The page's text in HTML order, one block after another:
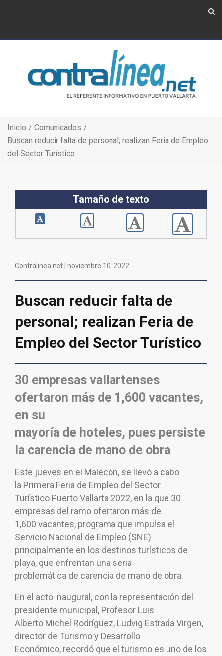
Inicio
Comunicados
Buscan reducir falta de personal; realizan Feria de Empleo
del Sector Turístico
Tamaño de texto
Contralinea net | noviembre 10, 2022
Buscan reducir falta de
personal; realizan Feria de
Empleo del Sector Turístico
30 empresas vallartenses
ofertaron más de 1,600 vacantes,
en su
mayoría de hoteles, pues persiste
la carencia de mano de obra
Este jueves en el Malecón, se llevó a cabo
la Primera Feria de Empleo del Sector
Turístico Puerto Vallarta 2022, en la que 30
empresas del ramo ofertaron más de
1,600 vacantes, programa que impulsa el
Servicio Nacional de Empleo (SNE)
principalmente en los destinos turísticos de
playa, que enfrentan una seria
problemática de carencia de mano de obra.
En el acto inaugural, con la representación del
presidente municipal, Profesor Luis
Alberto Michel Rodríguez, Ludvig Estrada Virgen,
director de Turismo y Desarrollo
Económico, recordó que el turismo es uno de los